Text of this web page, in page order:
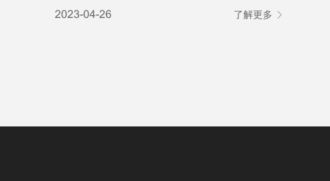
势，广泛应用于医药生产、医院智能物流、医疗特
2023-04-26 了解更多